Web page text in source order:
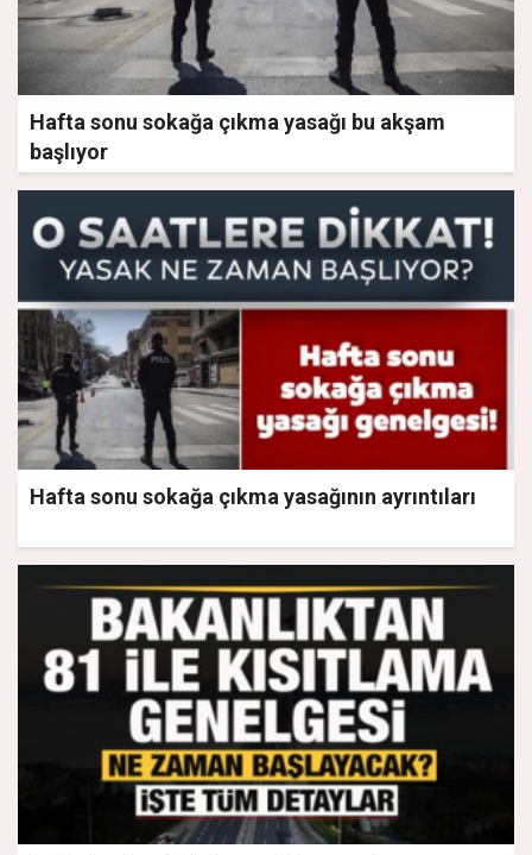
Hafta sonu sokağa çıkma yasağı bu akşam
başlıyor
Hafta sonu sokağa çıkma yasağının ayrıntıları